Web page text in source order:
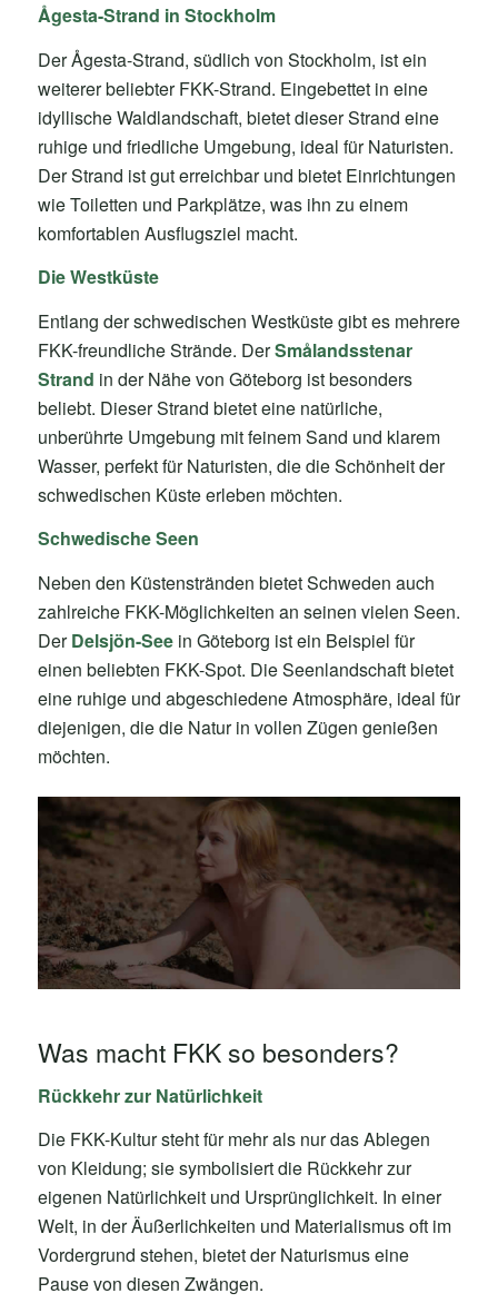
Ågesta-Strand in Stockholm
Der Ågesta-Strand, südlich von Stockholm, ist ein
weiterer beliebter FKK-Strand. Eingebettet in eine
idyllische Waldlandschaft, bietet dieser Strand eine
ruhige und friedliche Umgebung, ideal für Naturisten.
Der Strand ist gut erreichbar und bietet Einrichtungen
wie Toiletten und Parkplätze, was ihn zu einem
komfortablen Ausflugsziel macht.
Die Westküste
Entlang der schwedischen Westküste gibt es mehrere
FKK-freundliche Strände. DerSmålandsstenar
Strand in der Nähe von Göteborg ist besonders
beliebt. Dieser Strand bietet eine natürliche,
unberührte Umgebung mit feinem Sand und klarem
Wasser, perfekt für Naturisten, die die Schönheit der
schwedischen Küste erleben möchten.
Schwedische Seen
Neben den Küstenstränden bietet Schweden auch
zahlreiche FKK-Möglichkeiten an seinen vielen Seen.
DerDelsjön-Seein Göteborg ist ein Beispiel für
einen beliebten FKK-Spot. Die Seenlandschaft bietet
eine ruhige und abgeschiedene Atmosphäre, ideal für
diejenigen, die die Natur in vollen Zügen genießen
möchten.
Was macht FKK so besonders?
Rückkehr zur Natürlichkeit
Die FKK-Kultur steht für mehr als nur das Ablegen
von Kleidung; sie symbolisiert die Rückkehr zur
eigenen Natürlichkeit und Ursprünglichkeit. In einer
Welt, in der Äußerlichkeiten und Materialismus oft im
Vordergrund stehen, bietet der Naturismus eine
Pause von diesen Zwängen.